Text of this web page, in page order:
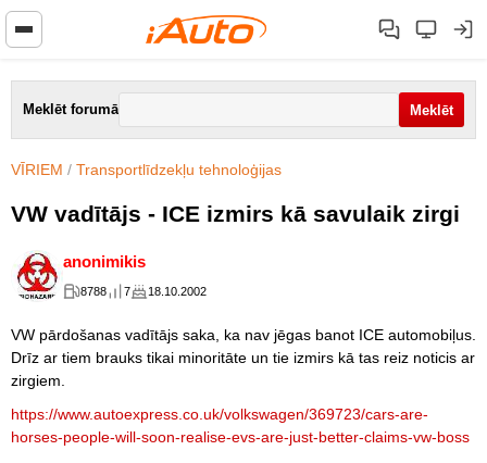
Meklēt forumā
VĪRIEM / Transportlīdzekļu tehnoloģijas
VW vadītājs - ICE izmirs kā savulaik zirgi
anonimikis
8788 7 18.10.2002
VW pārdošanas vadītājs saka, ka nav jēgas banot ICE automobiļus.
Drīz ar tiem brauks tikai minoritāte un tie izmirs kā tas reiz noticis ar
zirgiem.
https://www.autoexpress.co.uk/volkswagen/369723/cars-are-
horses-people-will-soon-realise-evs-are-just-better-claims-vw-boss